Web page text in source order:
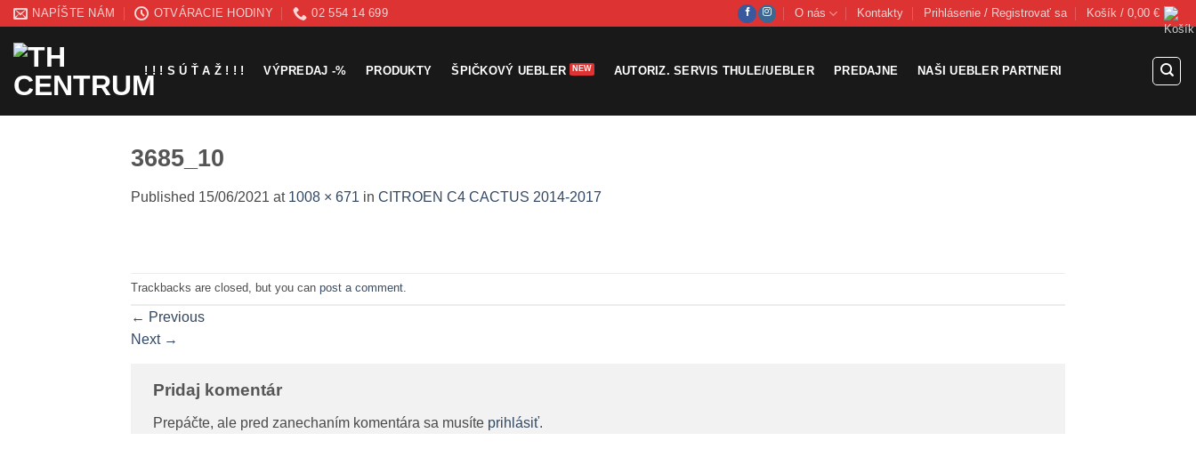
Skip
content
NAPÍŠTE NÁM OTVÁRACIE HODINY 02 554 14 699 O nás Kontakty Prihlásenie / Registrovať sa Košík / 0,00 €
! ! ! S Ú Ť A Ž ! ! ! VÝPREDAJ -% PRODUKTY ŠPIČKOVÝ UEBLER AUTORIZ. SERVIS THULE/UEBLER PREDAJNE NAŠI UEBLER PARTNERI
3685_10
Published 15/06/2021 at 1008 × 671 in CITROEN C4 CACTUS 2014-2017
Trackbacks are closed, but you can post a comment
← Previous
Next →
Pridaj komentár
Prepáčte, ale pred zanechaním komentára sa musíte prihlásiť.